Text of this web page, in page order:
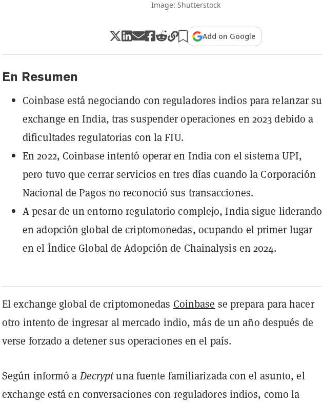
Image: Shutterstock
Add on Google
En Resumen
Coinbase está negociando con reguladores indios para relanzar su
exchange en India, tras suspender operaciones en 2023 debido a
dificultades regulatorias con la FIU.
En 2022, Coinbase intentó operar en India con el sistema UPI,
pero tuvo que cerrar servicios en tres días cuando la Corporación
Nacional de Pagos no reconoció sus transacciones.
A pesar de un entorno regulatorio complejo, India sigue liderando
en adopción global de criptomonedas, ocupando el primer lugar
en el Índice Global de Adopción de Chainalysis en 2024.
El exchange global de criptomonedas Coinbase se prepara para hacer
otro intento de ingresar al mercado indio, más de un año después de
verse forzado a detener sus operaciones en el país.
Según informó aDecryptuna fuente familiarizada con el asunto, el
exchange está en conversaciones con reguladores indios, como la